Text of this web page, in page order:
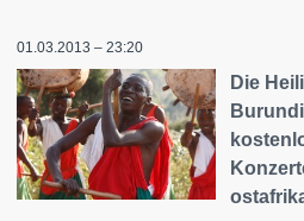
01.03.2013 – 23:20
Die